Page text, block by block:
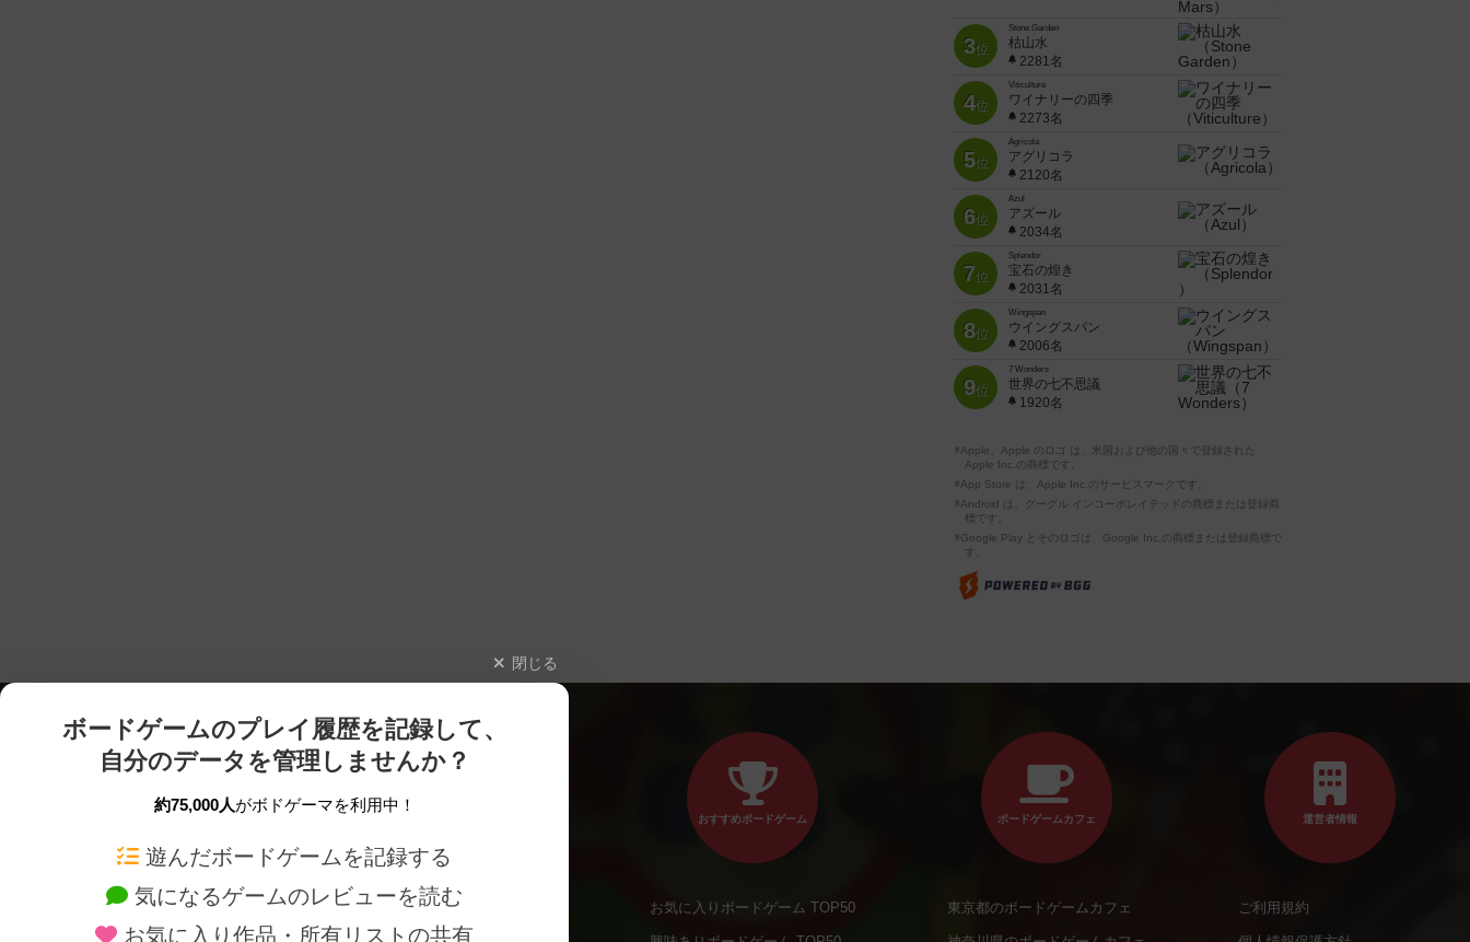
3位
Stone Garden
枯山水
2281名
4位
Viticulture
ワイナリーの四季
2273名
5位
Agricola
アグリコラ
2120名
6位
Azul
アズール
2034名
7位
Splendor
宝石の煌き
2031名
8位
Wingspan
ウイングスパン
2006名
9位
7 Wonders
世界の七不思議
1920名
※Apple、Apple のロゴ は、米国および他の国々で登録された
Apple Inc.の商標です。
※App Store は、Apple Inc.のサービスマークです。
※Android は、グーグル インコーポレイテッドの商標または登録商
標です。
※Google Play とそのロゴは、Google Inc.の商標または登録商標で
す。
閉じる
ボードゲームのプレイ履歴を記録して、
自分のデータを管理しませんか？
約75,000人がボドゲーマを利用中！
遊んだボードゲームを記録する
気になるゲームのレビューを読む
お気に入り作品・所有リストの共有
ボードゲームを検索する 新作・再入荷情報
おすすめボードゲーム
お気に入りボードゲーム TOP50
ボードゲームカフェ
東京都のボードゲームカフェ
運営者情報
ご利用規約